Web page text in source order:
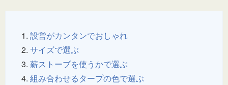
設営がカンタンでおしゃれ
サイズで選ぶ
薪ストーブを使うかで選ぶ
組み合わせるタープの色で選ぶ